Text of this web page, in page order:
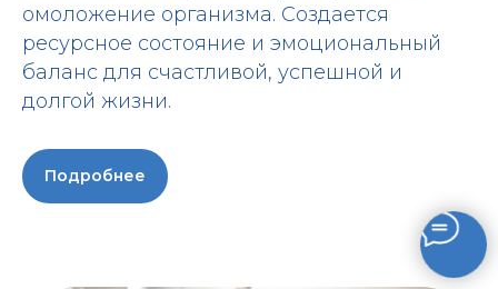
омоложение организма. Создается
ресурсное состояние и эмоциональный
баланс для счастливой, успешной и
долгой жизни.
Подробнее